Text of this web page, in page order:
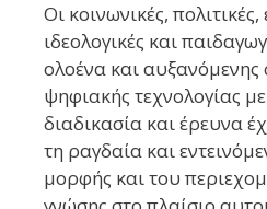
Οι κοινωνικές,
ιδεολογικές και
ολοένα και αυξανόμενης
ψηφιακής τεχνολογίας
διαδικασία και έρευνα
τη ραγδαία και
μορφής και του